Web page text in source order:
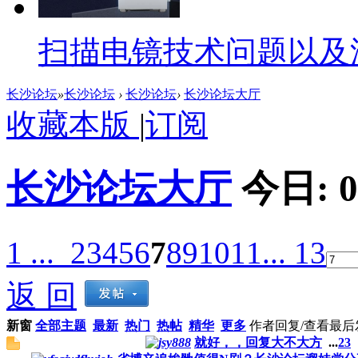
扫描电镜技术问题以
长沙论坛»长沙论坛 › 长沙论坛› 长沙论坛大厅
收藏本版 |订阅
长沙论坛大厅 今日: 0
1 ... 234567891011... 13
返 回
新窗 全部主题 最新 热门 热帖 精华 更多 作者回复/查看最后
就好，，回复大不大方 ...23